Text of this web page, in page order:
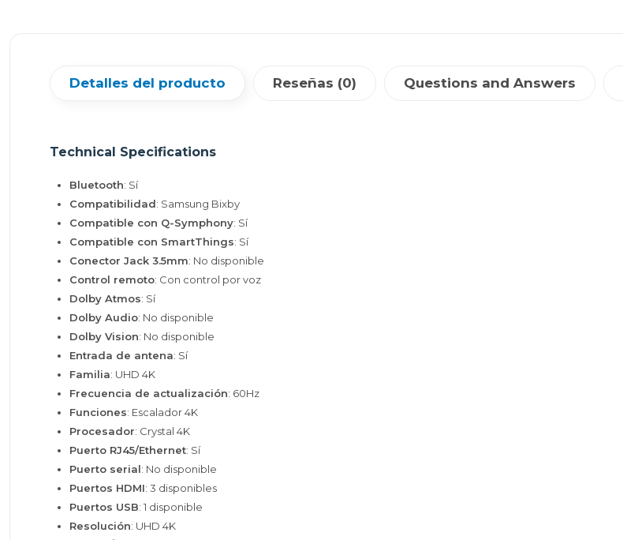
Detalles del producto Reseñas (0) Questions and Answers
Technical Specifications
Bluetooth: Sí
Compatibilidad: Samsung Bixby
Compatible con Q-Symphony: Sí
Compatible con SmartThings: Sí
Conector Jack 3.5mm: No disponible
Control remoto: Con control por voz
Dolby Atmos: Sí
Dolby Audio: No disponible
Dolby Vision: No disponible
Entrada de antena: Sí
Familia: UHD 4K
Frecuencia de actualización: 60Hz
Funciones: Escalador 4K
Procesador: Crystal 4K
Puerto RJ45/Ethernet: Sí
Puerto serial: No disponible
Puertos HDMI: 3 disponibles
Puertos USB: 1 disponible
Resolución: UHD 4K